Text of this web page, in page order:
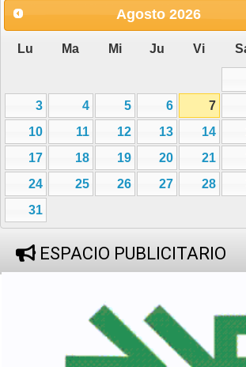
Agosto 2026
Lu Ma Mi Ju Vi
3
4 5 6 7
10
11 12 13 14
17
18 19 20 21
24
25 26 27 28
31
ESPACIO PUBLICITARIO